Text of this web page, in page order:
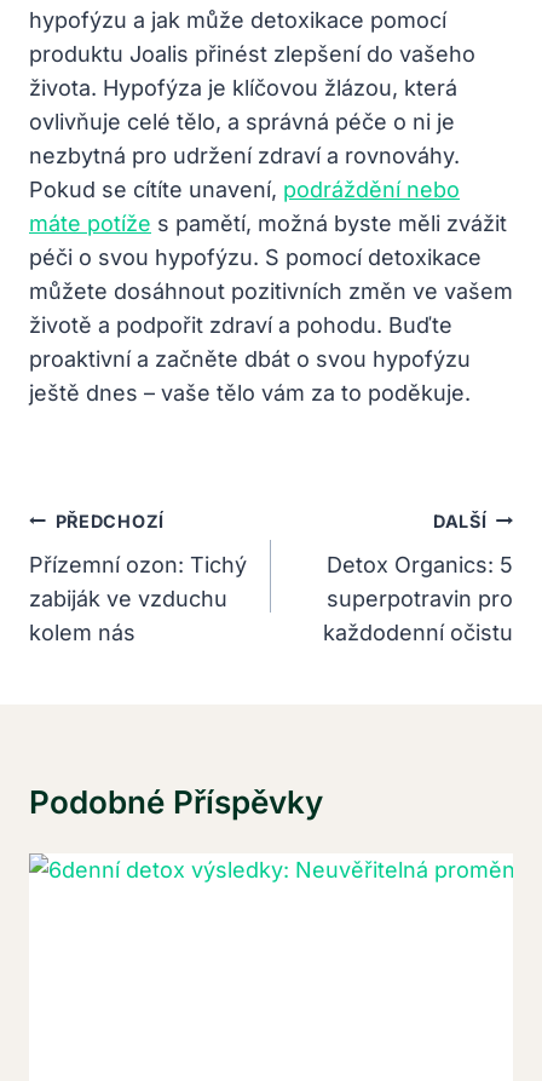
hypofýzu a jak může detoxikace pomocí
produktu Joalis přinést zlepšení do vašeho
života. Hypofýza je klíčovou žlázou, která
ovlivňuje celé tělo, a správná péče o ni je
nezbytná pro udržení zdraví a rovnováhy.
Pokud se cítíte unavení, podráždění nebo
máte potíže s pamětí, možná byste měli zvážit
péči o svou hypofýzu. S pomocí detoxikace
můžete dosáhnout pozitivních změn ve vašem
životě a podpořit zdraví a pohodu. Buďte
proaktivní a začněte dbát o svou hypofýzu
ještě dnes – vaše tělo vám za to poděkuje.
Navigace
Pro
Příspěvek
PŘEDCHOZÍ
Přízemní ozon: Tichý
zabiják ve vzduchu
kolem nás
DALŠÍ
Detox Organics: 5
superpotravin pro
každodenní očistu
Podobné Příspěvky